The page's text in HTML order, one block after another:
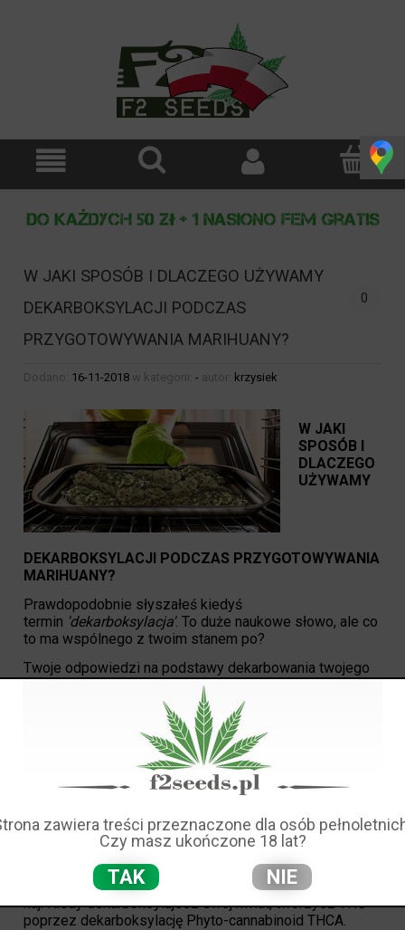
W JAKI SPOSÓB I DLACZEGO UŻYWAMY
DEKARBOKSYLACJI PODCZAS
PRZYGOTOWYWANIA MARIHUANY?
0
Dodano: 16-11-2018 w kategorii: - autor: krzysiek
W JAKI
SPOSÓB I
DLACZEGO
UŻYWAMY
DEKARBOKSYLACJI PODCZAS PRZYGOTOWYWANIA
MARIHUANY?
Prawdopodobnie słyszałeś kiedyś
termin 'dekarboksylacja'. To duże naukowe słowo, ale co
to ma wspólnego z twoim stanem po?
Twoje odpowiedzi na podstawy dekarbowania twojego
zioła:
Definicja dekarboksylacji
Dekarboksylacja jest reakcją chemiczną, dzięki której
grupa karboksylowa jest usuwana z cząsteczki,
Twoja marihuana z nasion konopi. Dlaczego musimy
przejść ten proces? Bo tak psychoaktywne kannabinoidy
Być może znasz THC, związek, który powoduje
haj. Kiedy dekarboksylujesz swój kwiat, tworzysz THC
poprzez dekarboksylację Phyto-cannabinoid THCA.
zawiera treści przeznaczone dla osób
Czy masz ukończone 18 lat?
TAK NIE